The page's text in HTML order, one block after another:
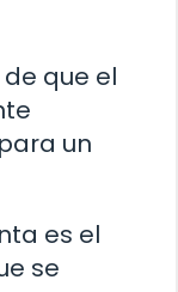
que el
un
es el
se